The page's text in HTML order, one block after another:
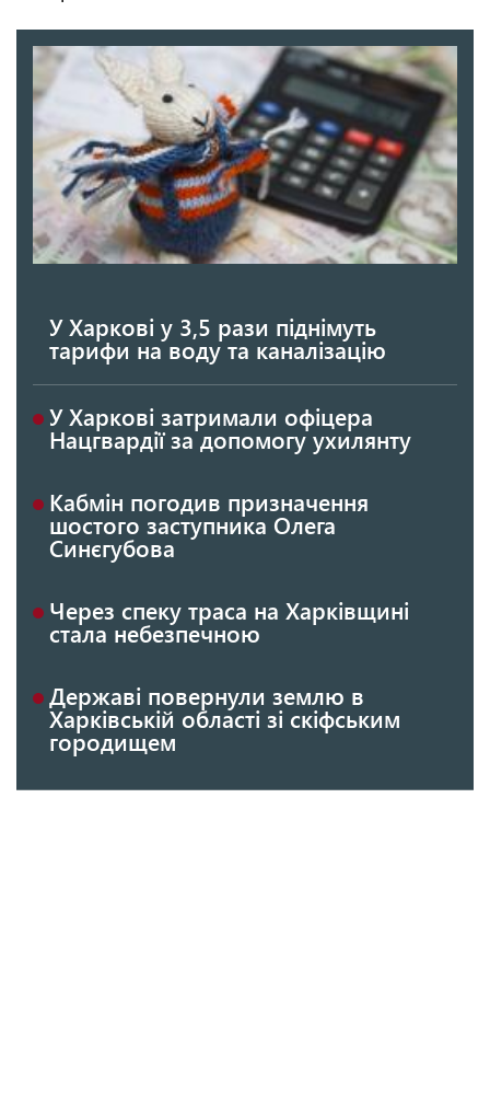
У Харкові у 3,5 рази піднімуть
тарифи на воду та каналізацію
У Харкові затримали офіцера
Нацгвардії за допомогу ухилянту
Кабмін погодив призначення
шостого заступника Олега
Синєгубова
Через спеку траса на Харківщині
стала небезпечною
Державі повернули землю в
Харківській області зі скіфським
городищем